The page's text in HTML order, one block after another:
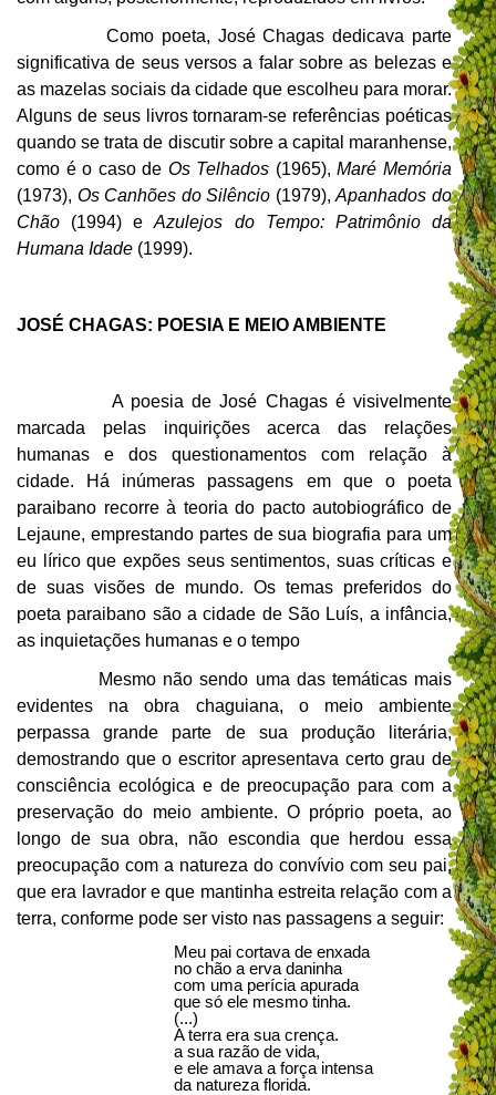
Como poeta, José Chagas dedicava parte
significativa de seus versos a falar sobre as belezas e
as mazelas sociais da cidade que escolheu para morar.
Alguns de seus livros tornaram-se referências poéticas
quando se trata de discutir sobre a capital maranhense,
como é o caso de Os Telhados (1965),Maré Memória
(1973), Os Canhões do Silêncio (1979),Apanhados do
Chão (1994) eAzulejos do Tempo: Patrimônio da
Humana Idade (1999).
JOSÉ CHAGAS: POESIA E MEIO AMBIENTE
A poesia de José Chagas é visivelmente
marcada pelas inquirições acerca das relações
humanas e dos questionamentos com relação à
cidade. Há inúmeras passagens em que o poeta
paraibano recorre à teoria do pacto autobiográfico de
Lejaune, emprestando partes de sua biografia para um
eu lírico que expões seus sentimentos, suas críticas e
de suas visões de mundo. Os temas preferidos do
poeta paraibano são a cidade de São Luís, a infância,
as inquietações humanas e o tempo
Mesmo não sendo uma das temáticas mais
evidentes na obra chaguiana, o meio ambiente
perpassa grande parte de sua produção literária,
demostrando que o escritor apresentava certo grau de
consciência ecológica e de preocupação para com a
preservação do meio ambiente. O próprio poeta, ao
longo de sua obra, não escondia que herdou essa
preocupação com a natureza do convívio com seu pai,
que era lavrador e que mantinha estreita relação com a
terra, conforme pode ser visto nas passagens a seguir:
Meu pai cortava de enxada
no chão a erva daninha
com uma perícia apurada
que só ele mesmo tinha.
(...)
A terra era sua crença.
a sua razão de vida,
e ele amava a força intensa
da natureza florida.